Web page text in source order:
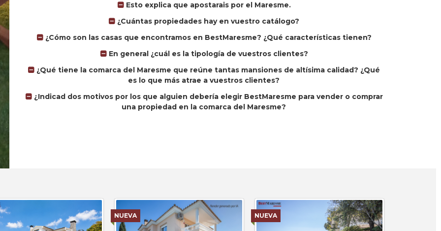
Esto explica que apostarais por el Maresme.
¿Cuántas propiedades hay en vuestro catálogo?
¿Cómo son las casas que encontramos en BestMaresme? ¿Qué características tienen?
En general ¿cuál es la tipología de vuestros clientes?
¿Qué tiene la comarca del Maresme que reúne tantas mansiones de altísima calidad? ¿Qué
es lo que más atrae a vuestros clientes?
¿Indicad dos motivos por los que alguien debería elegir BestMaresme para vender o comprar
una propiedad en la comarca del Maresme?
NUEVA NUEVA